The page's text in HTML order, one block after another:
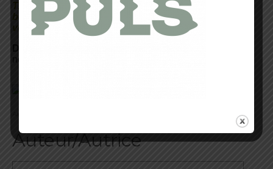
T.S : Merci beaucoup pour ta disponibilité Damien,
bonne fin de préparation pour le Trail 56 et rendez-
vous dans un mois !
Auteur/Autrice